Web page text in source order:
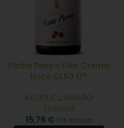
Padre Peppe Elixir Crema
Noce Cl.50 17°
ALCOLICI, AMARO
Striccoli
15,76 € IVA Inclusa